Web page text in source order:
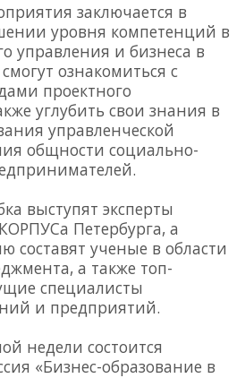
заключается в
уровня компетенций в
управления и бизнеса в
ознакомиться с
проектного
углубить свои знания в
управленческой
общности социально-
выступят эксперты
Петербурга, а
составят ученые в области
а также топ-
специалисты
и предприятий.
недели состоится
«Бизнес-образование в